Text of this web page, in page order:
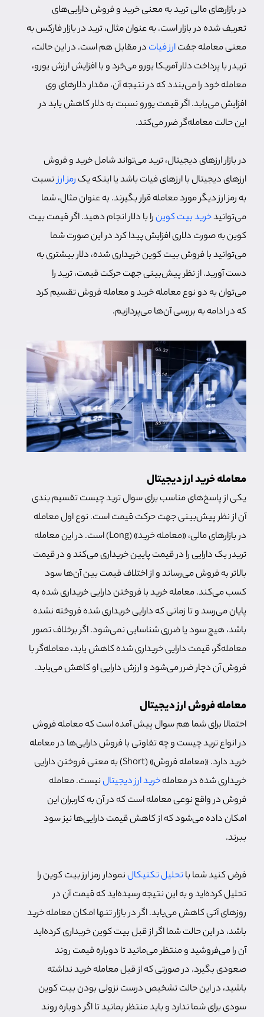
در بازارهای مالی ترید به معنی خرید و فروش دارایی‌های
تعریف شده در بازار است. به عنوان مثال، ترید در بازار فارکس به
معنی معامله جفتارز فیات در مقابل هم است. در این حالت،
تریدر با پرداخت دلار آمریکا یورو می‌خرد و با افزایش ارزش یورو،
معامله خود را می‌بندد که در نتیجه آن، مقدار دلارهای وی
افزایش می‌یابد. اگر قیمت یورو نسبت به دلار کاهش یابد در
این حالت معامله‌گر ضرر می‌کند.
در بازار ارزهای دیجیتال، ترید می‌تواند شامل خرید و فروش
ارزهای دیجیتال با ارزهای فیات باشد یا اینکه یک رمز ارزنسبت
به رمز ارز دیگر مورد معامله قرار بگیرند. به عنوان مثال، شما
می‌توانیدخرید بیت کوینرا با دلار انجام دهید. اگر قیمت بیت
کوین به صورت دلاری افزایش پیدا کرد در این صورت شما
می‌توانید با فروش بیت کوین خریداری شده، دلار بیشتری به
دست آورید. از نظر پیش‌بینی جهت حرکت قیمت، ترید را
می‌توان به دو نوع معامله خرید و معامله فروش تقسیم کرد
که در ادامه به بررسی آن‌ها می‌پردازیم.
معامله خرید ارز دیجیتال
یکی از پاسخ‌های مناسب برای سوال ترید چیست تقسیم بندی
آن از نظر پیش‌بینی جهت حرکت قیمت است. نوع اول معامله
در بازارهای مالی، «معامله خرید» (Long) است. در این معامله
تریدر یک دارایی را در قیمت پایین خریداری می‌کند و در قیمت
بالاتر به فروش می‌رساند و از اختلاف قیمت بین آن‌ها سود
کسب می‌کند. معامله خرید با فروختن دارایی خریداری شده به
پایان می‌رسد و تا زمانی که دارایی خریداری شده فروخته نشده
باشد، هیچ سود یا ضرری شناسایی نمی‌شود. اگر برخلاف تصور
معامله‌گر، قیمت دارایی خریداری شده کاهش یابد، معامله‌گر با
فروش آن دچار ضرر می‌شود و ارزش دارایی او کاهش می‌یابد.
معامله فروش ارز دیجیتال
احتمالا برای شما هم سوال پیش آمده است که معامله فروش
در انواع ترید چیست و چه تفاوتی با فروش دارایی‌ها در معامله
خرید دارد. «معامله فروش» (Short) به معنی فروختن دارایی
خریداری شده در معاملهخرید ارز دیجیتالنیست. معامله
فروش در واقع نوعی معامله است که در آن به کاربران این
امکان داده می‌شود که از کاهش قیمت دارایی‌ها نیز سود
ببرند.
فرض کنید شما باتحلیل تکنیکالنمودار رمز ارز بیت کوین را
تحلیل کرده‌اید و به این نتیجه رسیده‌اید که قیمت آن در
روزهای آتی کاهش می‌یابد. اگر در بازار تنها امکان معامله خرید
باشد، در این حالت شما اگر از قبل بیت کوین خریداری کرده‌اید
آن را می‌فروشید و منتظر می‌مانید تا دوباره قیمت روند
صعودی بگیرد. در صورتی که از قبل معامله خرید نداشته
باشید، در این حالت تشخیص درست نزولی بودن بیت کوین
سودی برای شما ندارد و باید منتظر بمانید تا اگر دوباره روند